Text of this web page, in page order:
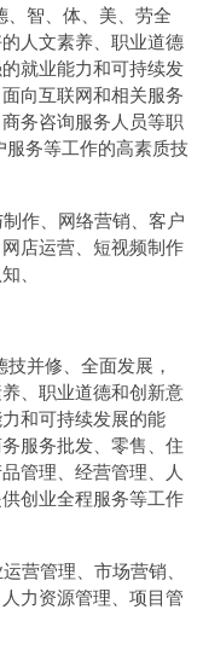
智、体、美、劳全
人文素养、职业道德
就业能力和可持续发
向互联网和相关服务
务咨询服务人员等职
务等工作的高素质技
作、网络营销、客户
店运营、短视频制作
、
并修、全面发展，
、职业道德和创新意
和可持续发展的能
服务批发、零售、住
管理、经营管理、人
创业全程服务等工作
营管理、市场营销、
力资源管理、项目管